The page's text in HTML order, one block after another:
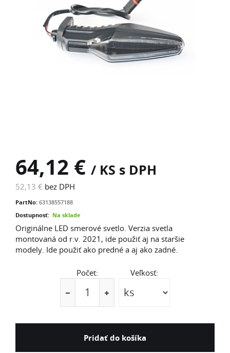
64,12 € / KS s DPH
52,13 € bez DPH
PartNo: 63138557188
Dostupnosť: Na sklade
Originálne LED smerové svetlo. Verzia svetla
montovaná od r.v. 2021, ide použiť aj na staršie
modely. Ide použiť ako predné a aj ako zadné.
Počet: Veľkosť:
Pridať do košíka